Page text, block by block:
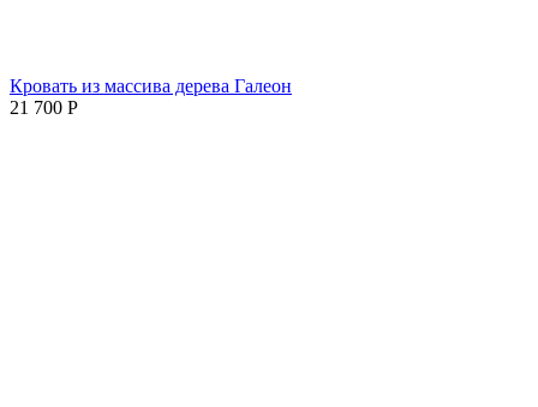
Кровать из массива дерева Галеон
21 700 Р